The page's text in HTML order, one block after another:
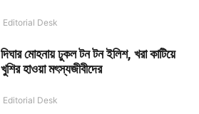
Editorial Desk
দিঘার মোহনায় ঢুকল টন টন ইলিশ, খরা কাটিয়ে
খুশির হাওয়া মৎস্যজীবীদের
Editorial Desk